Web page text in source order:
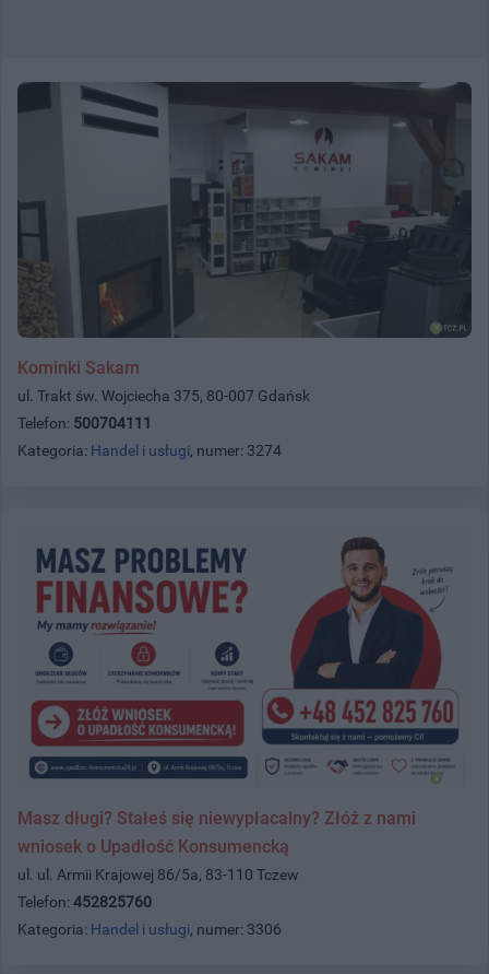
Kominki Sakam
ul. Trakt św. Wojciecha 375, 80-007 Gdańsk
Telefon: 500704111
Kategoria: Handel i usługi, numer: 3274
Masz długi? Stałeś się niewypłacalny? Złóż z nami
wniosek o Upadłość Konsumencką
ul. ul. Armii Krajowej 86/5a, 83-110 Tczew
Telefon: 452825760
Kategoria: Handel i usługi, numer: 3306